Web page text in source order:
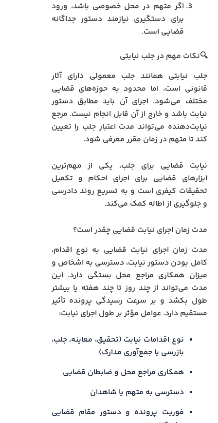
اگر متهم در محل خصوصی باشد، ورود
برای دستگیری نیازمند دستور جداگانه
قضایی است.
🔍نکات مهم در جلب نیابتی
جلب نیابتی همانند جلب معمولی دارای آثار
قانونی است، اما محدود به حوزه‌های قضایی
مختلف می‌شود. اجرای آن باید مطابق دستور
نیابت باشد و خارج از آن قابل انجام نیست. مرجع
نیابت‌دهنده می‌تواند مدت اعتبار جلب را تعیین
کند تا متهم در زمان مقرر معرفی شود.
نیابت قضایی برای جلب، یکی از مهم‌ترین
ابزارهای قضایی برای اجرای احکام و تکمیل
تحقیقات کیفری است و به تسریع روند دادرسی
و جلوگیری از اطاله کمک می‌کند.
مدت زمان اجرای نیابت قضایی چقدر است؟
مدت زمان اجرای نیابت قضایی به نوع اقدام،
کامل بودن دستور نیابت، دسترسی به اشخاص و
میزان همکاری مراجع محل بستگی دارد. این
مدت می‌تواند از چند روز تا چند هفته یا بیشتر
طول بکشد و بر سرعت رسیدگی پرونده تأثیر
مستقیم دارد. عوامل مؤثر بر طول اجرای نیابت:
نوع اقدامات نیابت (تحقیق، معاینه، جلب،
بازرسی یا جمع‌آوری مدارک)
همکاری مراجع محل و ضابطان قضایی
دسترسی به متهم یا شاهدان
فوریت پرونده و دستور مقام قضایی